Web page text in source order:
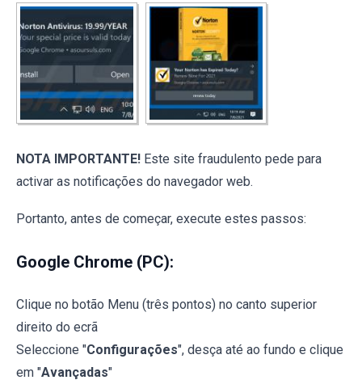
NOTA IMPORTANTE! Este site fraudulento pede para
activar as notificações do navegador web.
Portanto, antes de começar, execute estes passos:
Google Chrome (PC):
Clique no botão Menu (três pontos) no canto superior
direito do ecrã
Seleccione "Configurações", desça até ao fundo e clique
em "Avançadas"